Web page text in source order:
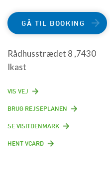
GÅ TIL BOOKING
Rådhusstrædet 8 ,7430
Ikast
VIS VEJ
BRUG REJSEPLANEN
SE VISITDENMARK
HENT VCARD